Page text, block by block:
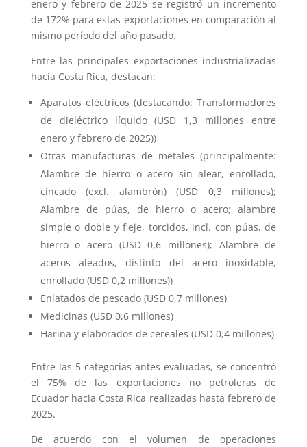
enero y febrero de 2025 se registró un incremento
de 172% para estas exportaciones en comparación al
mismo período del año pasado.
Entre las principales exportaciones industrializadas
hacia Costa Rica, destacan:
Aparatos eléctricos (destacando: Transformadores
de dieléctrico líquido (USD 1,3 millones entre
enero y febrero de 2025))
Otras manufacturas de metales (principalmente:
Alambre de hierro o acero sin alear, enrollado,
cincado (excl. alambrón) (USD 0,3 millones);
Alambre de púas, de hierro o acero; alambre
simple o doble y fleje, torcidos, incl. con púas, de
hierro o acero (USD 0,6 millones); Alambre de
aceros aleados, distinto del acero inoxidable,
enrollado (USD 0,2 millones))
Enlatados de pescado (USD 0,7 millones)
Medicinas (USD 0,6 millones)
Harina y elaborados de cereales (USD 0,4 millones)
Entre las 5 categorías antes evaluadas, se concentró
el 75% de las exportaciones no petroleras de
Ecuador hacia Costa Rica realizadas hasta febrero de
2025.
De acuerdo con el volumen de operaciones